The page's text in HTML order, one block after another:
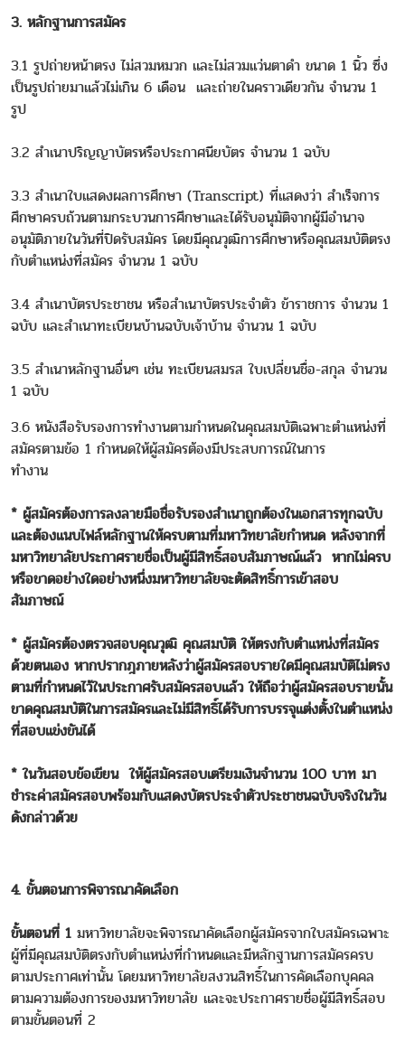
3. หลักฐานการสมัคร
3.1 รูปถ่ายหน้าตรง ไม่สวมหมวก และไม่สวมแว่นตาดำ ขนาด 1 นิ้ว ซึ่ง
เป็นรูปถ่ายมาแล้วไม่เกิน 6 เดือน และถ่ายในคราวเดียวกัน จำนวน 1
รูป
3.2 สำเนาปริญญาบัตรหรือประกาศนียบัตร จำนวน 1 ฉบับ
3.3 สำเนาใบแสดงผลการศึกษา (Transcript) ที่แสดงว่า สำเร็จการ
ศึกษาครบถ้วนตามกระบวนการศึกษาและได้รับอนุมัติจากผู้มีอำนาจ
อนุมัติภายในวันที่ปิดรับสมัคร โดยมีคุณวุฒิการศึกษาหรือคุณสมบัติตรง
กับตำแหน่งที่สมัคร จำนวน 1 ฉบับ
3.4 สำเนาบัตรประชาชน หรือสำเนาบัตรประจำตัว ข้าราชการ จำนวน 1
ฉบับ และสำเนาทะเบียนบ้านฉบับเจ้าบ้าน จำนวน 1 ฉบับ
3.5 สำเนาหลักฐานอื่นๆ เช่น ทะเบียนสมรส ใบเปลี่ยนชื่อ-สกุล จำนวน
1 ฉบับ
3.6 หนังสือรับรองการทำงานตามกำหนดในคุณสมบัติเฉพาะตำแหน่งที่
สมัครตามข้อ 1 กำหนดให้ผู้สมัครต้องมีประสบการณ์ในการ
ทำงาน
* ผู้สมัครต้องการลงลายมือชื่อรับรองสำเนาถูกต้องในเอกสารทุกฉบับ
และต้องแนบไฟล์หลักฐานให้ครบตามที่มหาวิทยาลัยกำหนด หลังจากที่
มหาวิทยาลัยประกาศรายชื่อเป็นผู้มีสิทธิ์สอบสัมภาษณ์แล้ว หากไม่ครบ
หรือขาดอย่างใดอย่างหนึ่งมหาวิทยาลัยจะตัดสิทธิ์การเข้าสอบ
สัมภาษณ์
* ผู้สมัครต้องตรวจสอบคุณวุฒิ คุณสมบัติ ให้ตรงกับตำแหน่งที่สมัคร
ด้วยตนเอง หากปรากฎภายหลังว่าผู้สมัครสอบรายใดมีคุณสมบัติไม่ตรง
ตามที่กำหนดไว้ในประกาศรับสมัครสอบแล้ว ให้ถือว่าผู้สมัครสอบรายนั้น
ขาดคุณสมบัติในการสมัครและไม่มีสิทธิ์ได้รับการบรรจุแต่งตั้งในตำแหน่ง
ที่สอบแข่งขันได้
* ในวันสอบข้อเขียน ให้ผู้สมัครสอบเตรียมเงินจำนวน 100 บาท มา
ชำระค่าสมัครสอบพร้อมกับแสดงบัตรประจำตัวประชาชนฉบับจริงในวัน
ดังกล่าวด้วย
4. ขั้นตอนการพิจารณาคัดเลือก
ขั้นตอนที่ 1 มหาวิทยาลัยจะพิจารณาคัดเลือกผู้สมัครจากใบสมัครเฉพาะ
ผู้ที่มีคุณสมบัติตรงกับตำแหน่งที่กำหนดและมีหลักฐานการสมัครครบ
ตามประกาศเท่านั้น โดยมหาวิทยาลัยสงวนสิทธิ์ในการคัดเลือกบุคคล
ตามความต้องการของมหาวิทยาลัย และจะประกาศรายชื่อผู้มีสิทธิ์สอบ
ตามขั้นตอนที่ 2